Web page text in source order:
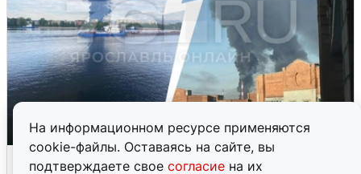
На информационном ресурсе применяются
cookie-файлы. Оставаясь на сайте, вы
подтверждаете свое согласие на их
Ночная атака БПЛА на Ярославль: